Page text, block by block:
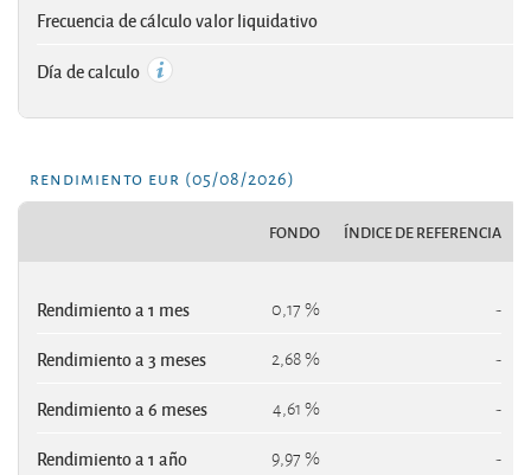
Frecuencia de cálculo valor liquidativo
Día de calculo
rendimiento eur (05/08/2026)
FONDO ÍNDICE DE REFERENCIA
Rendimiento a 1 mes 0,17 % -
Rendimiento a 3 meses 2,68 % -
Rendimiento a 6 meses 4,61 % -
Rendimiento a 1 año 9,97 % -